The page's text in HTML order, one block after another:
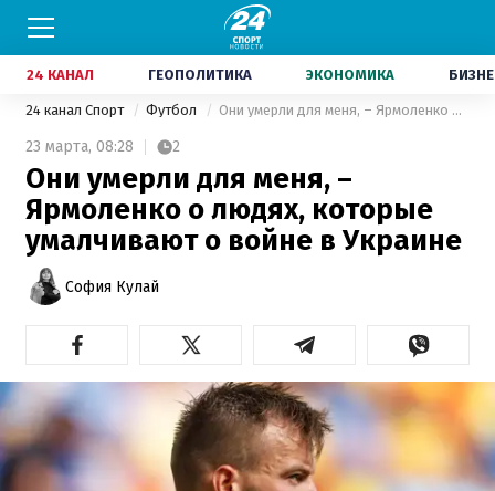
24 КАНАЛ ГЕОПОЛИТИКА ЭКОНОМИКА
24 канал Спорт Футбол Они умерли для меня, – Ярмоленко о людях, которые умалчивают о войне в Украине
23 марта, 08:28 2
Они умерли для меня, –
Ярмоленко о людях, которые
умалчивают о войне в Украине
София Кулай